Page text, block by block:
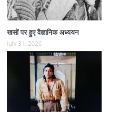
खसों पर हुए वैज्ञानिक अध्ययन
July 31, 2026